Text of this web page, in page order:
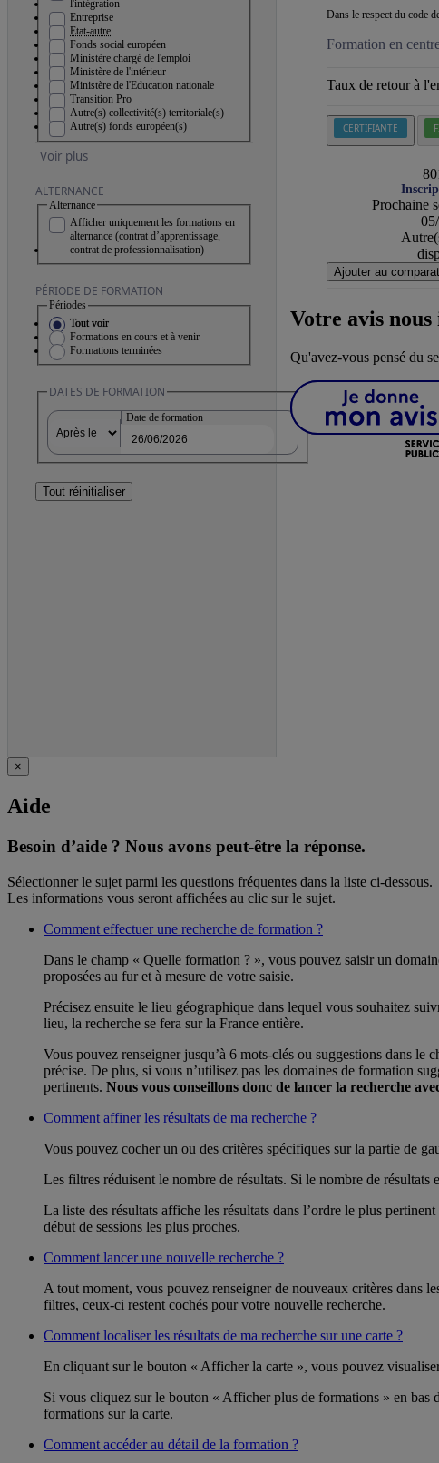
l'intégration
Entreprise
Etat-autre
Fonds social européen
Ministère chargé de l'emploi
Ministère de l'intérieur
Ministère de l'Education nationale
Transition Pro
Autre(s) collectivité(s) territoriale(s)
Autre(s) fonds européen(s)
Voir plus
ALTERNANCE
Alternance
Afficher uniquement les formations en
alternance (contrat d’apprentissage,
contrat de professionnalisation)
PÉRIODE DE FORMATION
Périodes
Tout voir
Formations en cours et à venir
Formations terminées
DATES DE FORMATION
Date de formation
Tout réinitialiser
Dans le respect du code
Formation en
Taux de retour à
CERTIFIANTE
Prochaine
Ajouter au
Votre avis nous
Qu'avez-vous pensé du
×
Aide
Besoin d’aide ? Nous avons peut-être la réponse.
Sélectionner le sujet parmi les questions fréquentes dans la liste ci-dessous.
Les informations vous seront affichées au clic sur le sujet.
Comment effectuer une recherche de formation ?
Dans le champ « Quelle formation ? », vous pouvez saisir un
proposées au fur et à mesure de votre saisie.
Précisez ensuite le lieu géographique dans lequel vous souhaitez
lieu, la recherche se fera sur la France entière.
Vous pouvez renseigner jusqu’à 6 mots-clés ou suggestions dans
précise. De plus, si vous n’utilisez pas les domaines de formation
pertinents. Nous vous conseillons donc de lancer la recherche
Comment affiner les résultats de ma recherche ?
Vous pouvez cocher un ou des critères spécifiques sur la partie de
Les filtres réduisent le nombre de résultats. Si le nombre de
La liste des résultats affiche les résultats dans l’ordre le plus
début de sessions les plus proches.
Comment lancer une nouvelle recherche ?
A tout moment, vous pouvez renseigner de nouveaux critères dans
filtres, ceux-ci restent cochés pour votre nouvelle recherche.
Comment localiser les résultats de ma recherche sur une carte ?
En cliquant sur le bouton « Afficher la carte », vous pouvez
Si vous cliquez sur le bouton « Afficher plus de formations » en bas
formations sur la carte.
Comment accéder au détail de la formation ?